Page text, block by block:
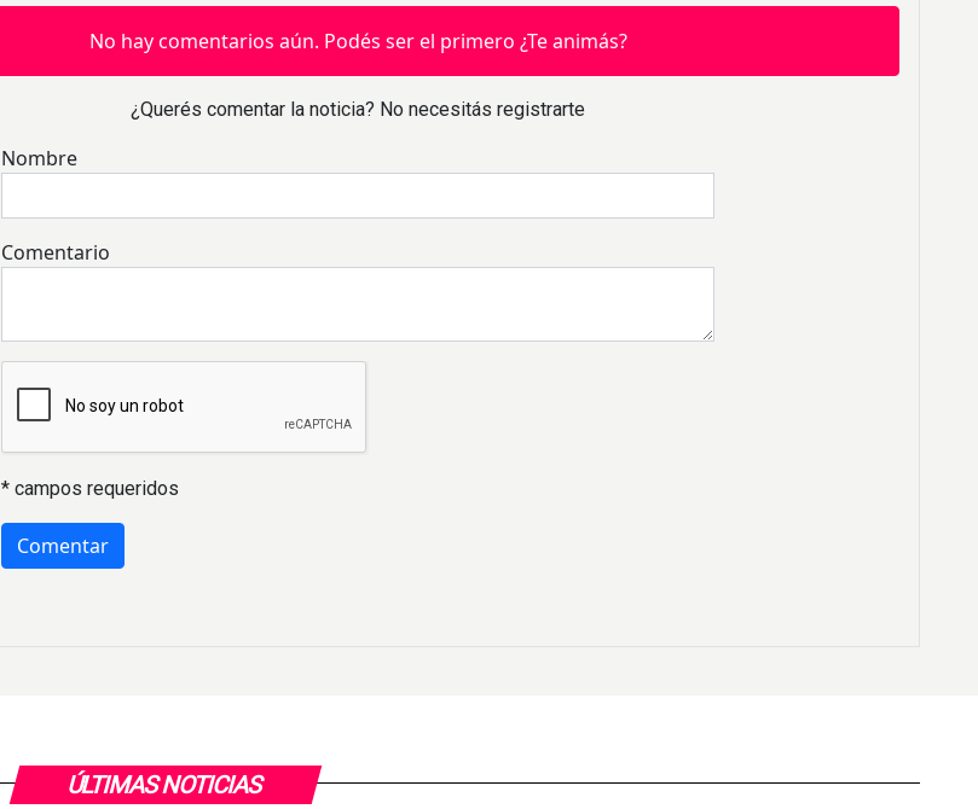
No hay comentarios aún. Podés ser el primero ¿Te animás?
¿Querés comentar la noticia? No necesitás registrarte
Nombre
Comentario
* campos requeridos
ÚLTIMAS NOTICIAS